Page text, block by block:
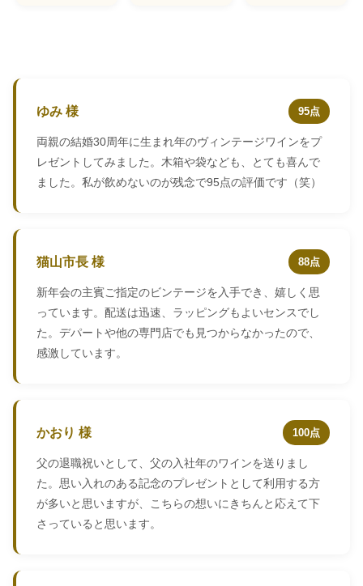
ゆみ 様 95点
両親の結婚30周年に生まれ年のヴィンテージワインをプ
レゼントしてみました。木箱や袋なども、とても喜んで
ました。私が飲めないのが残念で95点の評価です（笑）
猫山市長 様 88点
新年会の主賓ご指定のビンテージを入手でき、嬉しく思
っています。配送は迅速、ラッピングもよいセンスでし
た。デパートや他の専門店でも見つからなかったので、
感激しています。
かおり 様 100点
父の退職祝いとして、父の入社年のワインを送りまし
た。思い入れのある記念のプレゼントとして利用する方
が多いと思いますが、こちらの想いにきちんと応えて下
さっていると思います。